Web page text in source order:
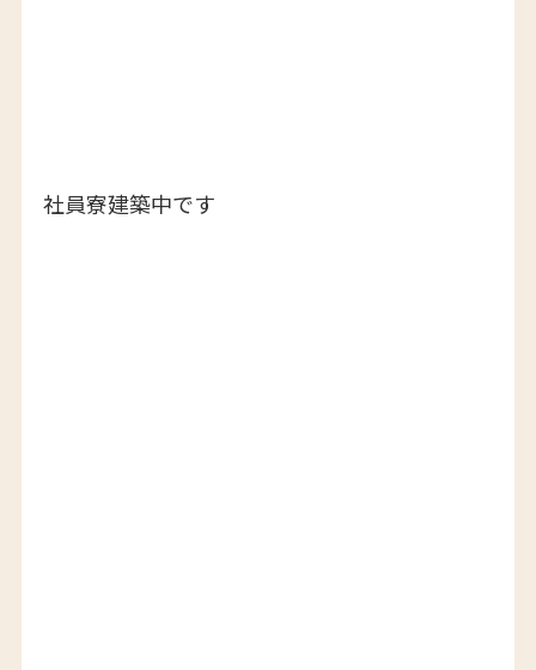
社員寮建築中です